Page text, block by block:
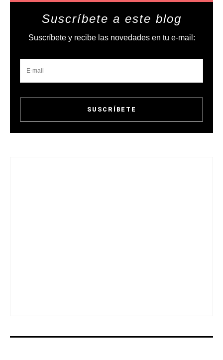
Suscríbete a este blog
Suscríbete y recibe las novedades en tu e-mail: